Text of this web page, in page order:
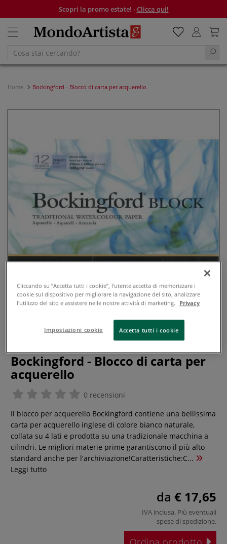
Scopri la promo estate! -Clicca qui!
Home Bockingford - Blocco di carta per acquerello
Bockingford - Blocco di carta per
acquerello
0 recensioni
Il blocco per acquerello Bockingford contiene una bellissima
carta per acquerello inglese di colore bianco naturale,
collata su 4 lati e prodotta su una tradizionale macchina a
cilindri. Le migliori materie prime garantiscono il più alto
standard anche per l'archiviazione!Caratteristiche:C...
Leggi tutto
da € 17,65
IVA inclusa. Più eventuali
spese di spedizione.
Cliccando su “Accetta tutti i cookie”, l'utente accetta di memorizzare i
cookie sul dispositivo per migliorare la navigazione del sito, analizzare
l'utilizzo del sito e assistere nelle nostre attività di marketing.
Privacy
Impostazioni cookie Accetta tutti i cookie